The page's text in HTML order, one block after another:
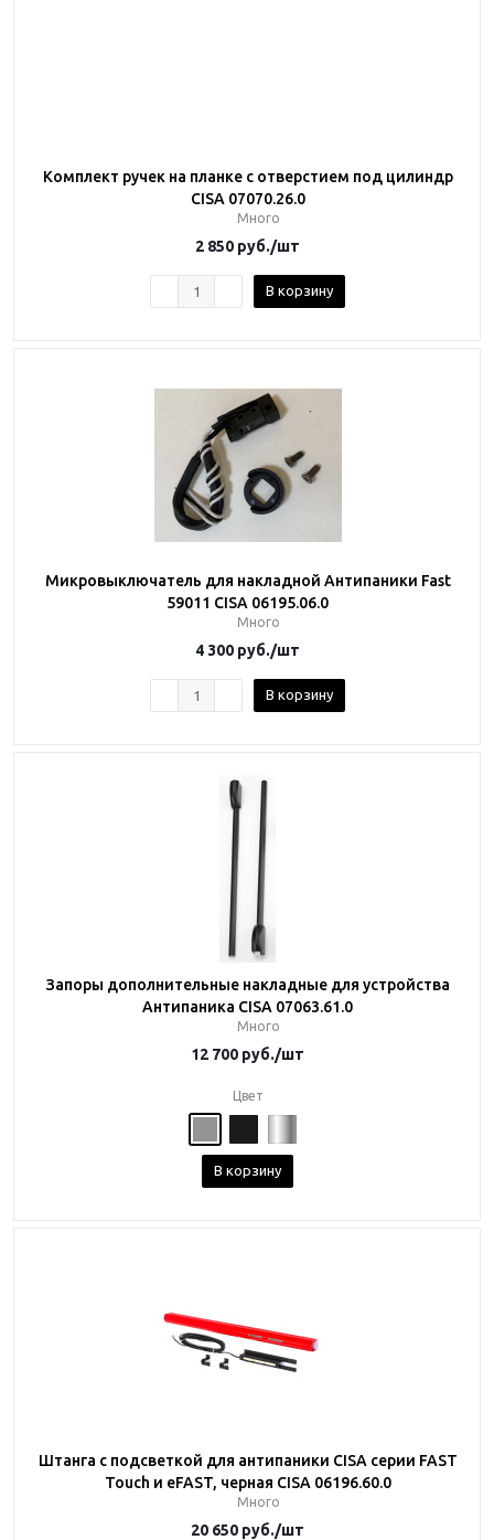
Комплект ручек на планке с отверстием под цилиндр
CISA 07070.26.0
Много
2 850 руб./шт
В корзину
Микровыключатель для накладной Антипаники Fast
59011 CISA 06195.06.0
Много
4 300 руб./шт
В корзину
Запоры дополнительные накладные для устройства
Антипаника CISA 07063.61.0
Много
12 700 руб./шт
Цвет
В корзину
Штанга с подсветкой для антипаники CISA серии FAST
Touch и eFAST, черная CISA 06196.60.0
Много
20 650 руб./шт